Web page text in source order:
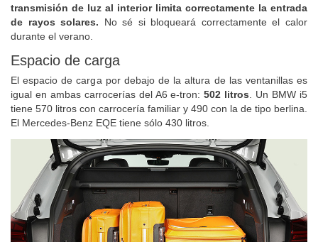
transmisión de luz al interior limita correctamente la entrada
de rayos solares. No sé si bloqueará correctamente el calor
durante el verano.
Espacio de carga
El espacio de carga por debajo de la altura de las ventanillas es
igual en ambas carrocerías del A6 e-tron:502 litros . Un BMW i5
tiene 570 litros con carrocería familiar y 490 con la de tipo berlina.
El Mercedes-Benz EQE tiene sólo 430 litros.